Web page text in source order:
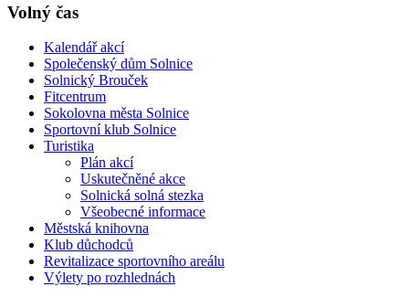
Volný čas
Kalendář akcí
Společenský dům Solnice
Solnický Brouček
Fitcentrum
Sokolovna města Solnice
Sportovní klub Solnice
Turistika
Plán akcí
Uskutečněné akce
Solnická solná stezka
Všeobecné informace
Městská knihovna
Klub důchodců
Revitalizace sportovního areálu
Výlety po rozhlednách